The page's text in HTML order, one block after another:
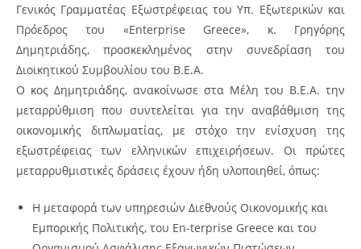
Γενικός Γραμματέας Εξωστρέφειας του Υπ. Εξωτερικών και
Πρόεδρος του «Enterprise Greece», κ. Γρηγόρης
Δημητριάδης, προσκεκλημένος στην συνεδρίαση του
Διοικητικού Συμβουλίου του Β.Ε.Α.
Ο κος Δημητριάδης, ανακοίνωσε στα Μέλη του Β.Ε.Α. την
μεταρρύθμιση που συντελείται για την αναβάθμιση της
οικονομικής διπλωματίας, με στόχο την ενίσχυση της
εξωστρέφειας των ελληνικών επιχειρήσεων. Οι πρώτες
μεταρρυθμιστικές δράσεις έχουν ήδη υλοποιηθεί, όπως:
Η μεταφορά των υπηρεσιών Διεθνούς Οικονομικής και
Εμπορικής Πολιτικής, του En-terprise Greece και του